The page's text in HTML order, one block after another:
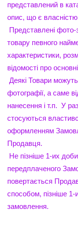
представлений в
опис, що є власністю
Представлені фото-
товару певного
характеристики,
відомості про
Деякі Товари
фотографії, а саме
нанесення і т.п. У
стосуються
оформленням
Продавця.
Не пізніше 1-их
передплаченого
повертається
способом, пізніше
замовлення.